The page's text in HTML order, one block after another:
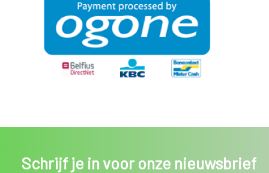
Schrijf je in voor onze nieuwsbrief